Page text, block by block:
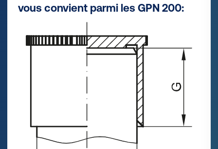
vous convient parmi les GPN 200: